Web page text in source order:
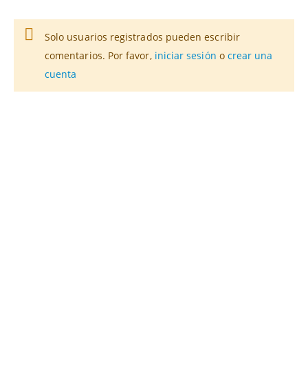
Solo usuarios registrados pueden escribir
comentarios. Por favor, iniciar sesión o crear una
cuenta